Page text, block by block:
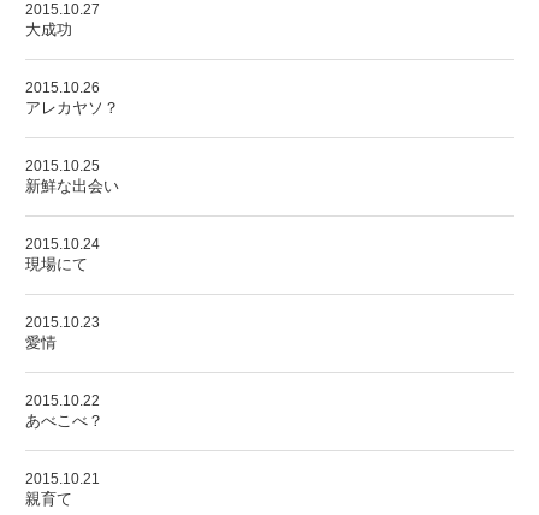
2015.10.27
大成功
2015.10.26
アレカヤソ？
2015.10.25
新鮮な出会い
2015.10.24
現場にて
2015.10.23
愛情
2015.10.22
あべこべ？
2015.10.21
親育て